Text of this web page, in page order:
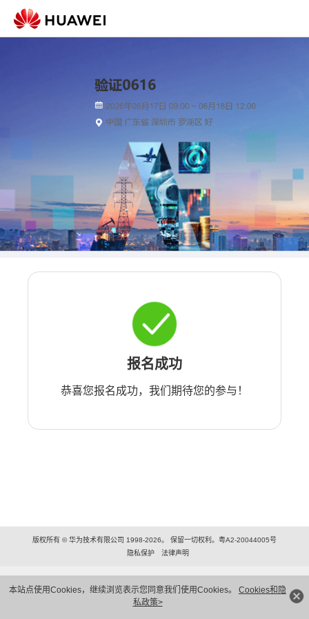
本站点使用Cookies，继续浏览表示您同意我们使用Cookies。 Cookies和隐
私政策>
报名成功
恭喜您报名成功，我们期待您的参与！
版权所有 © 华为技术有限公司 1998-2026。 保留一切权利。粤A2-20044005号
隐私保护
法律声明